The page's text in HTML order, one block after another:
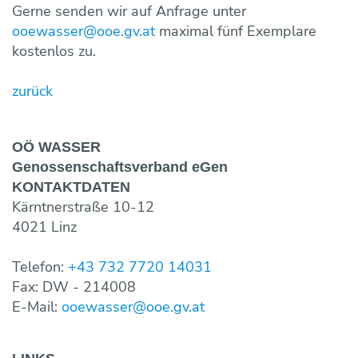
Trinkwasserbar
Trinkwassernotversorgung
Trinkwasseruntersuchungsaktion
Versicherungen
Wasseraufbereitung
Reinigung
Wasserverlustanalyse und Leckortung
Wasserzähler
Eigenüberwachung von
EU-Angelegenheiten
Gerne senden wir auf Anfrage unter
ooewasser@ooe.gv.atmaximal fünf Exemplare
kostenlos zu.
zurück
OÖ WASSER
Genossen­schaftsverband eGen
KONTAKT­DATEN
Kärntnerstraße 10-12
4021 Linz
Telefon: +43 732 7720 14031
Fax: DW - 214008
E-Mail: ooewasser@ooe.gv.at